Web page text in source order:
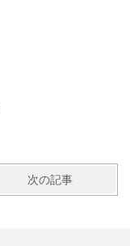
次の記事